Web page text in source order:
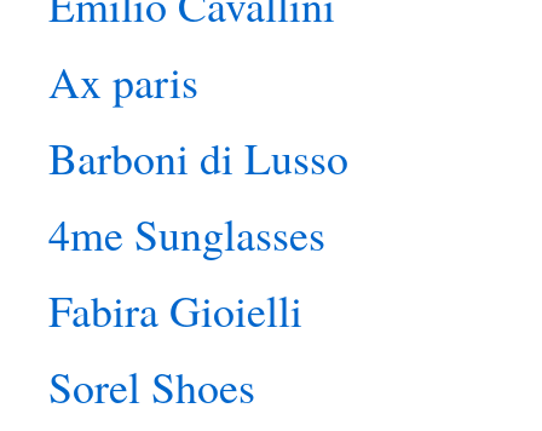
Ax paris
Barboni di Lusso
4me Sunglasses
Fabira Gioielli
Sorel Shoes